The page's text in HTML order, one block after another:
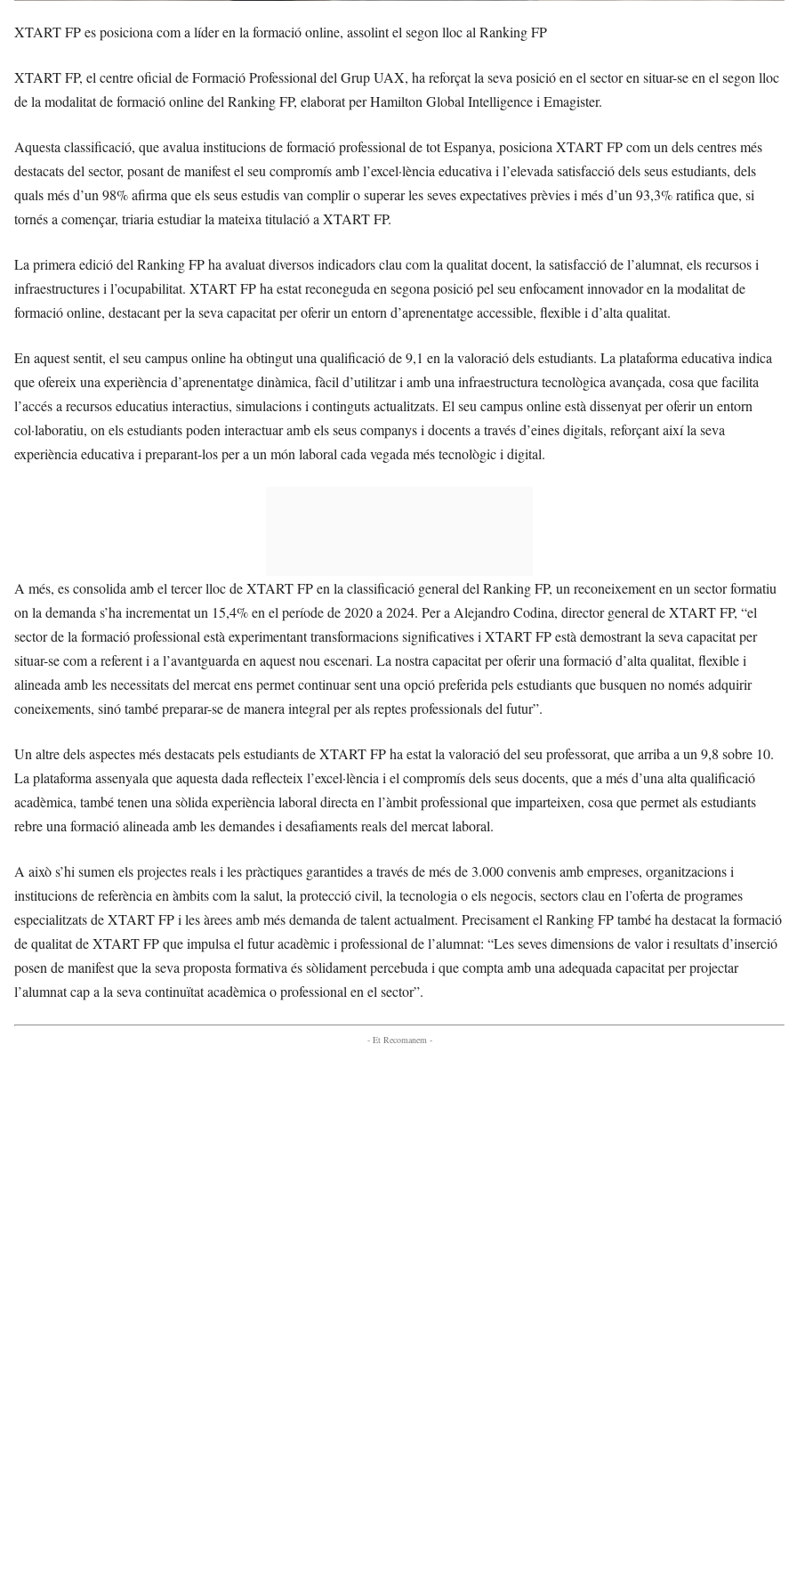
XTART FP es posiciona com a líder en la formació online, assolint el segon lloc al Ranking FP
XTART FP, el centre oficial de Formació Professional del Grup UAX, ha reforçat la seva posició en el sector en situar-se en el segon lloc
de la modalitat de formació online del Ranking FP, elaborat per Hamilton Global Intelligence i Emagister.
Aquesta classificació, que avalua institucions de formació professional de tot Espanya, posiciona XTART FP com un dels centres més
destacats del sector, posant de manifest el seu compromís amb l’excel·lència educativa i l’elevada satisfacció dels seus estudiants, dels
quals més d’un 98% afirma que els seus estudis van complir o superar les seves expectatives prèvies i més d’un 93,3% ratifica que, si
tornés a començar, triaria estudiar la mateixa titulació a XTART FP.
La primera edició del Ranking FP ha avaluat diversos indicadors clau com la qualitat docent, la satisfacció de l’alumnat, els recursos i
infraestructures i l’ocupabilitat. XTART FP ha estat reconeguda en segona posició pel seu enfocament innovador en la modalitat de
formació online, destacant per la seva capacitat per oferir un entorn d’aprenentatge accessible, flexible i d’alta qualitat.
En aquest sentit, el seu campus online ha obtingut una qualificació de 9,1 en la valoració dels estudiants. La plataforma educativa indica
que ofereix una experiència d’aprenentatge dinàmica, fàcil d’utilitzar i amb una infraestructura tecnològica avançada, cosa que facilita
l’accés a recursos educatius interactius, simulacions i continguts actualitzats. El seu campus online està dissenyat per oferir un entorn
col·laboratiu, on els estudiants poden interactuar amb els seus companys i docents a través d’eines digitals, reforçant així la seva
experiència educativa i preparant-los per a un món laboral cada vegada més tecnològic i digital.
A més, es consolida amb el tercer lloc de XTART FP en la classificació general del Ranking FP, un reconeixement en un sector formatiu
on la demanda s’ha incrementat un 15,4% en el període de 2020 a 2024. Per a Alejandro Codina, director general de XTART FP, “el
sector de la formació professional està experimentant transformacions significatives i XTART FP està demostrant la seva capacitat per
situar-se com a referent i a l’avantguarda en aquest nou escenari. La nostra capacitat per oferir una formació d’alta qualitat, flexible i
alineada amb les necessitats del mercat ens permet continuar sent una opció preferida pels estudiants que busquen no només adquirir
coneixements, sinó també preparar-se de manera integral per als reptes professionals del futur”.
Un altre dels aspectes més destacats pels estudiants de XTART FP ha estat la valoració del seu professorat, que arriba a un 9,8 sobre 10.
La plataforma assenyala que aquesta dada reflecteix l’excel·lència i el compromís dels seus docents, que a més d’una alta qualificació
acadèmica, també tenen una sòlida experiència laboral directa en l’àmbit professional que imparteixen, cosa que permet als estudiants
rebre una formació alineada amb les demandes i desafiaments reals del mercat laboral.
A això s’hi sumen els projectes reals i les pràctiques garantides a través de més de 3.000 convenis amb empreses, organitzacions i
institucions de referència en àmbits com la salut, la protecció civil, la tecnologia o els negocis, sectors clau en l’oferta de programes
especialitzats de XTART FP i les àrees amb més demanda de talent actualment. Precisament el Ranking FP també ha destacat la formació
de qualitat de XTART FP que impulsa el futur acadèmic i professional de l’alumnat: “Les seves dimensions de valor i resultats d’inserció
posen de manifest que la seva proposta formativa és sòlidament percebuda i que compta amb una adequada capacitat per projectar
l’alumnat cap a la seva continuïtat acadèmica o professional en el sector”.
- Et Recomanem -